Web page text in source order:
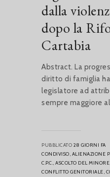
dalla
dopo la
Cartabia
Abstract. La
diritto di famiglia
legislatore ad
sempre maggiore
PUBBLICATO 28 GIORNI FA
CONDIVISO, ALIENAZIONE
C.P.C., ASCOLTO DEL MINORE,
CONFLITTO GENITORIALE,